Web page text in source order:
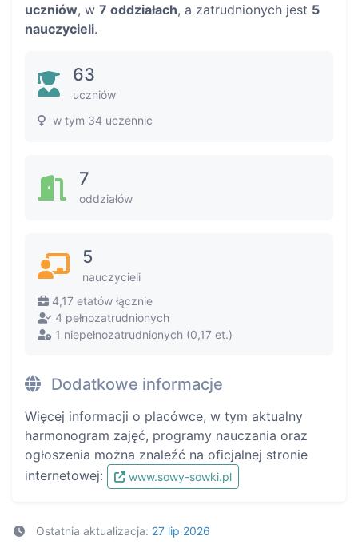
uczniów, w 7 oddziałach, a zatrudnionych jest 5
nauczycieli.
63
uczniów
w tym 34 uczennic
7
oddziałów
5
nauczycieli
4,17 etatów łącznie
4 pełnozatrudnionych
1 niepełnozatrudnionych (0,17 et.)
Dodatkowe informacje
Więcej informacji o placówce, w tym aktualny
harmonogram zajęć, programy nauczania oraz
ogłoszenia można znaleźć na oficjalnej stronie
internetowej:
www.sowy-sowki.pl
Ostatnia aktualizacja: 27 lip 2026